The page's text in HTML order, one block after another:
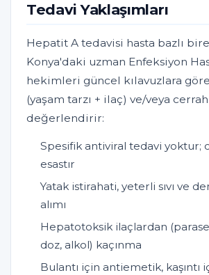
Tedavi Yaklaşımları
Hepatit A tedavisi hasta bazlı
Konya'daki uzman Enfeksiyon
hekimleri güncel kılavuzlara
(yaşam tarzı + ilaç) ve/veya
değerlendirir:
Spesifik antiviral tedavi yoktur;
esastır
Yatak istirahati, yeterli sıvı ve
alımı
Hepatotoksik ilaçlardan
doz, alkol) kaçınma
Bulantı için antiemetik, kaşıntı